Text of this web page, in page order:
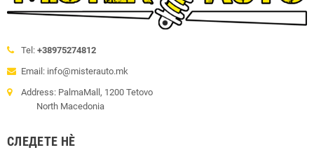
Tel: +38975274812
Email: info@misterauto.mk
Address: PalmaMall, 1200 Tetovo
North Macedonia
СЛЕДЕТЕ НÈ